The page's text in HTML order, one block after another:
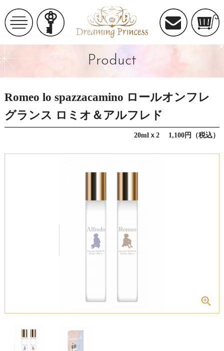
Product
Romeo lo spazzacamino ロールオンフレ
グランス ロミオ＆アルフレド
20mlｘ2 1,100円（税込）